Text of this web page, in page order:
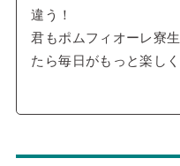
違う！
君もポムフィオーレ寮
たら毎日がもっと楽し